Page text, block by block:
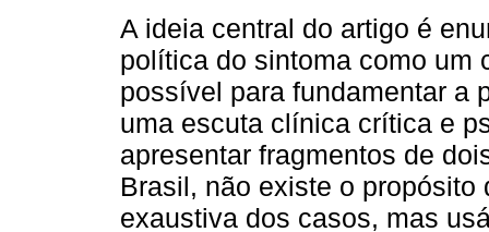
A ideia central do artigo é
política do sintoma como um
possível para fundamentar a
uma escuta clínica crítica e
apresentar fragmentos de
Brasil, não existe o
exaustiva dos casos, mas